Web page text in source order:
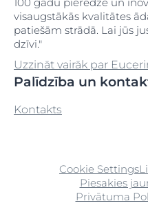
visaugstākās kvalitātes
patiešām strādā. Lai jūs
dzīvi."
Uzzināt vairāk par
Palīdzība un
Kontakts
Cookie Settings
Piesakies
Privātuma